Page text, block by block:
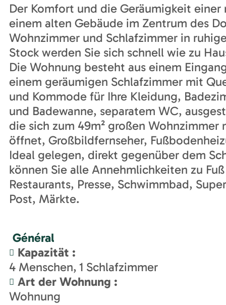
Der Komfort und die Geräumigkeit einer
einem alten Gebäude im Zentrum des
Wohnzimmer und Schlafzimmer in
Stock werden Sie sich schnell wie zu
Die Wohnung besteht aus einem
einem geräumigen Schlafzimmer mit
und Kommode für Ihre Kleidung,
und Badewanne, separatem WC,
die sich zum 49m² großen Wohnzimmer
öffnet, Großbildfernseher,
Ideal gelegen, direkt gegenüber dem
können Sie alle Annehmlichkeiten zu
Restaurants, Presse, Schwimmbad,
Post, Märkte.
Général
Kapazität :
4 Menschen 1 Schlafzimmer
Art der Wohnung :
Wohnung